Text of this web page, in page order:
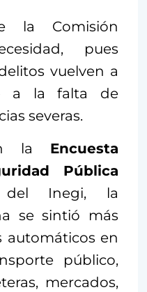
la Comisión
pues
vuelven a
a la falta de
severas.
la Encuesta
Pública
del Inegi, la
se sintió más
automáticos en
público,
mercados,